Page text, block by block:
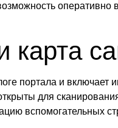
карта
портала и включает
для
вспомогательных